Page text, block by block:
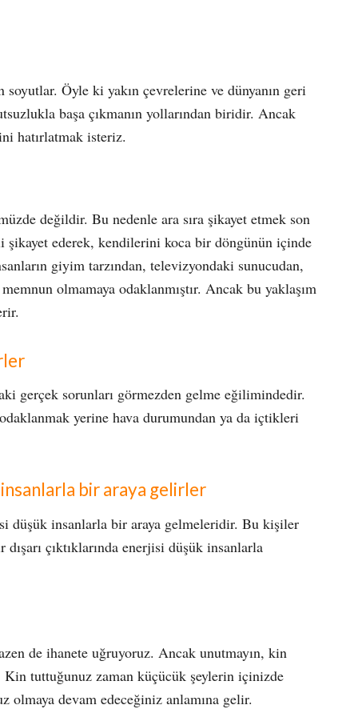
Öyle ki yakın çevrelerine ve dünyanın geri
başa çıkmanın yollarından biridir. Ancak
hatırlatmak isteriz.
değildir. Bu nedenle ara sıra şikayet etmek son
ederek, kendilerini koca bir döngünün içinde
giyim tarzından, televizyondaki sunucudan,
olmamaya odaklanmıştır. Ancak bu yaklaşım
gerçek sorunları görmezden gelme eğilimindedir.
yerine hava durumundan ya da içtikleri
bir araya gelirler
düşük insanlarla bir araya gelmeleridir. Bu kişiler
çıktıklarında enerjisi düşük insanlarla
de ihanete uğruyoruz. Ancak unutmayın, kin
tuttuğunuz zaman küçücük şeylerin içinizde
devam edeceğiniz anlamına gelir.